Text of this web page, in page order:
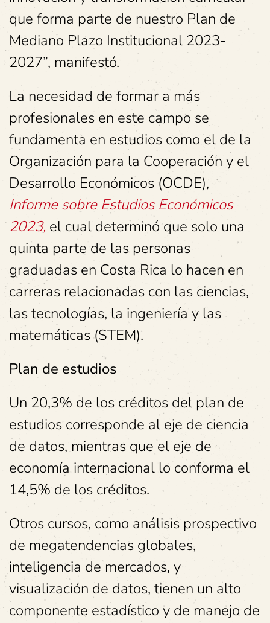
que forma parte de nuestro Plan de
Mediano Plazo Institucional 2023-
2027”, manifestó.
La necesidad de formar a más
profesionales en este campo se
fundamenta en estudios como el de la
Organización para la Cooperación y el
Desarrollo Económicos (OCDE),
Informe sobre Estudios Económicos
2023, el cual determinó que solo una
quinta parte de las personas
graduadas en Costa Rica lo hacen en
carreras relacionadas con las ciencias,
las tecnologías, la ingeniería y las
matemáticas (STEM).
Plan de estudios
Un 20,3% de los créditos del plan de
estudios corresponde al eje de ciencia
de datos, mientras que el eje de
economía internacional lo conforma el
14,5% de los créditos.
Otros cursos, como análisis prospectivo
de megatendencias globales,
inteligencia de mercados, y
visualización de datos, tienen un alto
componente estadístico y de manejo de